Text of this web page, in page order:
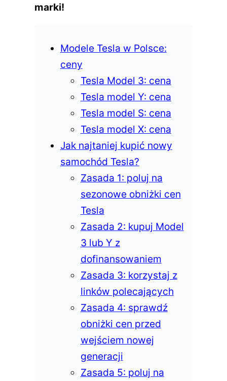
marki!
Modele Tesla w Polsce:
ceny
Tesla Model 3: cena
Tesla model Y: cena
Tesla model S: cena
Tesla model X: cena
Jak najtaniej kupić nowy
samochód Tesla?
Zasada 1: poluj na
sezonowe obniżki cen
Tesla
Zasada 2: kupuj Model
3 lub Y z
dofinansowaniem
Zasada 3: korzystaj z
linków polecających
Zasada 4: sprawdź
obniżki cen przed
wejściem nowej
generacji
Zasada 5: poluj na